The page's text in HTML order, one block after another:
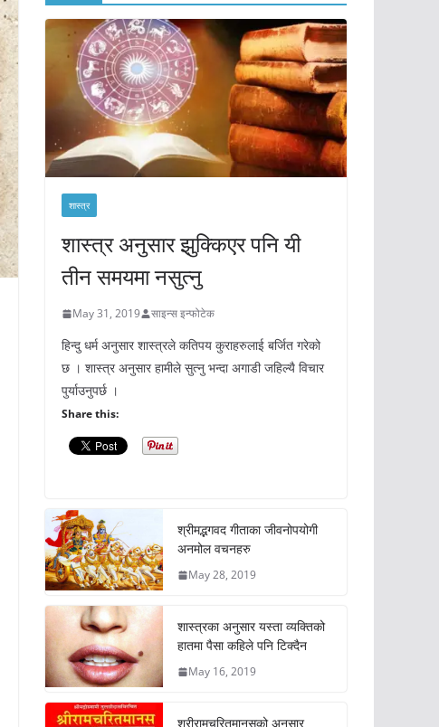
शास्त्र
शास्त्र अनुसार झुक्किएर पनि यी
तीन समयमा नसुत्नु
May 31, 2019 साइन्स इन्फोटेक
हिन्दु धर्म अनुसार शास्त्रले कतिपय कुराहरुलाई बर्जित गरेको
छ । शास्त्र अनुसार हामीले सुत्नु भन्दा अगाडी जहिल्यै विचार
पुर्याउनुपर्छ ।
Share this:
श्रीमद्भगवद गीताका जीवनोपयोगी
अनमोल वचनहरु
May 28, 2019
शास्त्रका अनुसार यस्ता व्यक्तिको
हातमा पैसा कहिले पनि टिक्दैन
May 16, 2019
श्रीरामचरितमानसको अनुसार